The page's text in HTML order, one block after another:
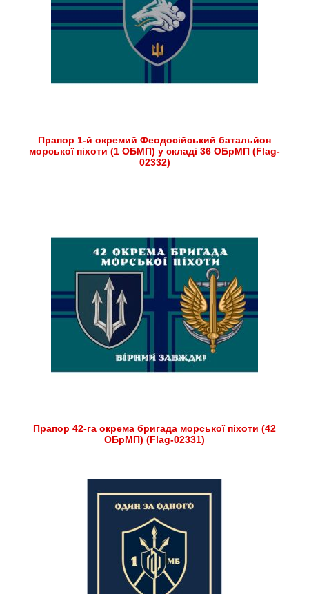
Прапор 1-й окремий Феодосійський батальйон
морської піхоти (1 ОБМП) у складі 36 ОБрМП (Flag-
02332)
Прапор 42-га окрема бригада морської піхоти (42
ОБрМП) (Flag-02331)